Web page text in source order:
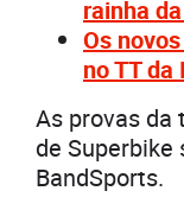
rainha
Os
no TT
As provas da
de
BandSports.